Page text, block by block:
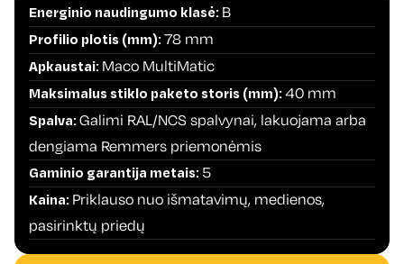
Energinio naudingumo klasė:B
Profilio plotis (mm):78 mm
Apkaustai:Maco MultiMatic
Maksimalus stiklo paketo storis (mm):40 mm
Spalva:Galimi RAL/NCS spalvynai, lakuojama arba
dengiama Remmers priemonėmis
Gaminio garantija metais:5
Kaina:Priklauso nuo išmatavimų, medienos,
pasirinktų priedų